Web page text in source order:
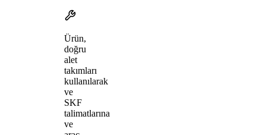
Ürün,
doğru
alet
takımları
kullanılarak
ve
SKF
talimatlarına
ve